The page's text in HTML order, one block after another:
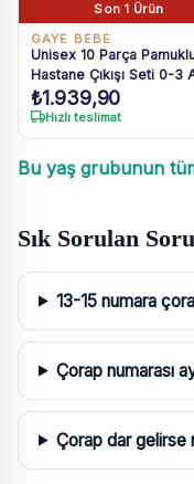
Son 1 Ürün
GAYE BEBE
Unisex 10 Parça
Hastane Çıkışı Seti 0-3
₺1.939,90
Hızlı teslimat
Bu yaş grubunun
Sık Sorulan
13-15 numara
Çorap numarası
Çorap dar gelirse